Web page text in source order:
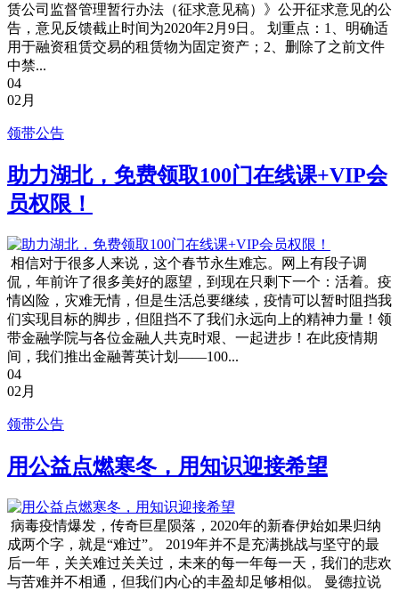
赁公司监督管理暂行办法（征求意见稿）》公开征求意见的公
告，意见反馈截止时间为2020年2月9日。 划重点：1、明确适
用于融资租赁交易的租赁物为固定资产；2、删除了之前文件
中禁...
04
02月
领带公告
助力湖北，免费领取100门在线课+VIP会
员权限！
相信对于很多人来说，这个春节永生难忘。网上有段子调
侃，年前许了很多美好的愿望，到现在只剩下一个：活着。疫
情凶险，灾难无情，但是生活总要继续，疫情可以暂时阻挡我
们实现目标的脚步，但阻挡不了我们永远向上的精神力量！领
带金融学院与各位金融人共克时艰、一起进步！在此疫情期
间，我们推出金融菁英计划——100...
04
02月
领带公告
用公益点燃寒冬，用知识迎接希望
病毒疫情爆发，传奇巨星陨落，2020年的新春伊始如果归纳
成两个字，就是“难过”。 2019年并不是充满挑战与坚守的最
后一年，关关难过关关过，未来的每一年每一天，我们的悲欢
与苦难并不相通，但我们内心的丰盈却足够相似。 曼德拉说